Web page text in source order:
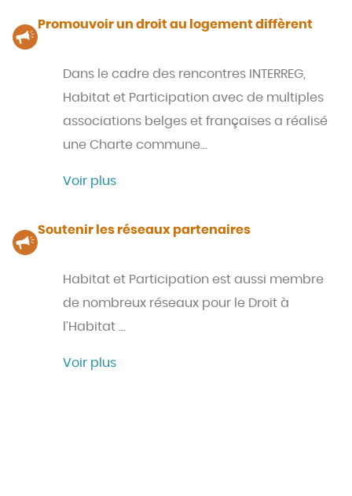
Promouvoir un droit au logement diffèrent
Dans le cadre des rencontres INTERREG,
Habitat et Participation avec de multiples
associations belges et françaises a réalisé
une Charte commune…
Voir plus
Soutenir les réseaux partenaires
Habitat et Participation est aussi membre
de nombreux réseaux pour le Droit à
l’Habitat …
Voir plus